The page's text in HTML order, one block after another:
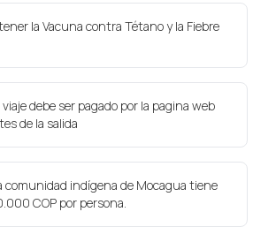
la Vacuna contra Tétano y la Fiebre
debe ser pagado por la pagina web
de la salida
comunidad indígena de Mocagua tiene
COP por persona.